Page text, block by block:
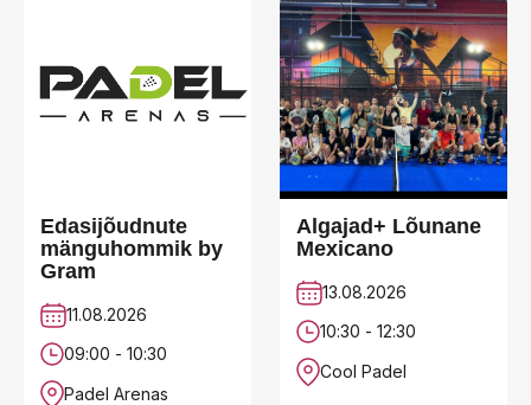
Edasijõudnute
mänguhommik by
Gram
11.08.2026
09:00 - 10:30
Padel Arenas
Algajad+ Lõunane
Mexicano
13.08.2026
10:30 - 12:30
Cool Padel